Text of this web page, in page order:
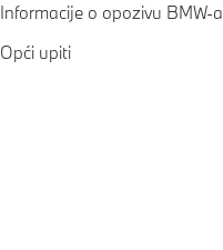
Informacije o opozivu BMW-a
Opći upiti